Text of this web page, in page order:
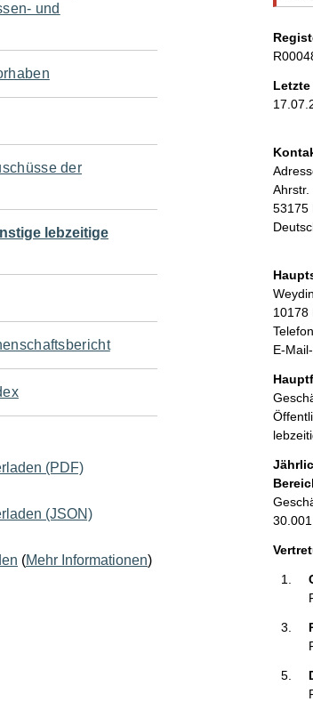
und
der
lebzeitige
(PDF)
(JSON)
(Mehr Informationen)
i
t
e
n
i
h
a
l
t
i
h
t
g
e
i
n
w
e
s
Ahrstr.
53175
A
d
r
e
s
e
10178
K
o
t
a
k
t
n
f
o
m
E-